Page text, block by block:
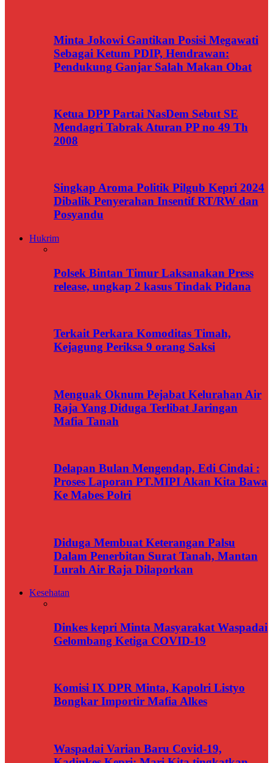
Minta Jokowi Gantikan Posisi Megawati
Sebagai Ketum PDIP, Hendrawan:
Pendukung Ganjar Salah Makan Obat
Ketua DPP Partai NasDem Sebut SE
Mendagri Tabrak Aturan PP no 49 Th
2008
Singkap Aroma Politik Pilgub Kepri 2024
Dibalik Penyerahan Insentif RT/RW dan
Posyandu
Hukrim
Polsek Bintan Timur Laksanakan Press
release, ungkap 2 kasus Tindak Pidana
Terkait Perkara Komoditas Timah,
Kejagung Periksa 9 orang Saksi
Menguak Oknum Pejabat Kelurahan Air
Raja Yang Diduga Terlibat Jaringan
Mafia Tanah
Delapan Bulan Mengendap, Edi Cindai :
Proses Laporan PT.MIPI Akan Kita Bawa
Ke Mabes Polri
Diduga Membuat Keterangan Palsu
Dalam Penerbitan Surat Tanah, Mantan
Lurah Air Raja Dilaporkan
Kesehatan
Dinkes kepri Minta Masyarakat Waspadai
Gelombang Ketiga COVID-19
Komisi IX DPR Minta, Kapolri Listyo
Bongkar Importir Mafia Alkes
Waspadai Varian Baru Covid-19,